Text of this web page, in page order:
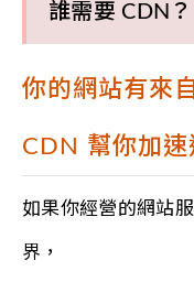
誰需要 CDN？
你的網站有來
CDN 幫你加速
如果你經營的網站
界，